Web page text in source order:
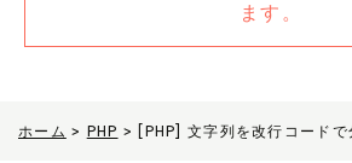
ます。
ホーム > PHP > [PHP] 文字列を改行コード